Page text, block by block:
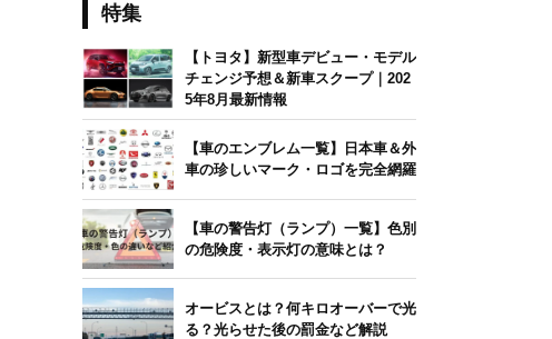
特集
【トヨタ】新型車デビュー・モデル
チェンジ予想＆新車スクープ｜202
5年8月最新情報
【車のエンブレム一覧】日本車＆外
車の珍しいマーク・ロゴを完全網羅
【車の警告灯（ランプ）一覧】色別
の危険度・表示灯の意味とは？
オービスとは？何キロオーバーで光
る？光らせた後の罰金など解説